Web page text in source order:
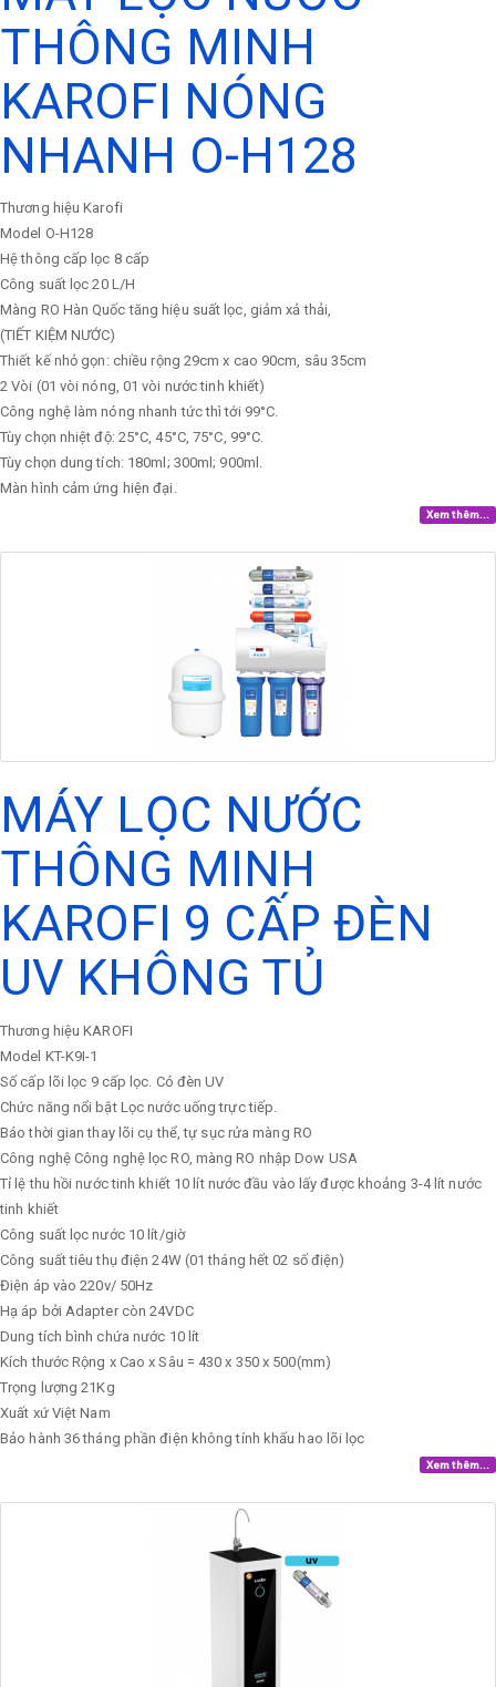
THÔNG MINH
KAROFI NÓNG
NHANH O-H128
Thương hiệu Karofi
Model O-H128
Hệ thông cấp lọc 8 cấp
Công suất lọc 20 L/H
Màng RO Hàn Quốc tăng hiệu suất lọc, giảm xả thải,
(TIẾT KIỆM NƯỚC)
Thiết kế nhỏ gọn: chiều rộng 29cm x cao 90cm, sâu 35cm
2 Vòi (01 vòi nóng, 01 vòi nước tinh khiết)
Công nghệ làm nóng nhanh tức thì tới 99°C.
Tùy chọn nhiệt độ: 25°C, 45°C, 75°C, 99°C.
Tùy chọn dung tích: 180ml; 300ml; 900ml.
Màn hình cảm ứng hiện đại.
Xem thêm...
MÁY LỌC NƯỚC
THÔNG MINH
KAROFI 9 CẤP ĐÈN
UV KHÔNG TỦ
Thương hiệu KAROFI
Model KT-K9I-1
Số cấp lõi lọc 9 cấp lọc. Có đèn UV
Chức năng nổi bật Lọc nước uống trực tiếp.
Báo thời gian thay lõi cụ thể, tự sục rửa màng RO
Công nghệ Công nghệ lọc RO, màng RO nhập Dow USA
Tỉ lệ thu hồi nước tinh khiết 10 lít nước đầu vào lấy được khoảng 3-4 lít nước
tinh khiết
Công suất lọc nước 10 lít/giờ
Công suất tiêu thụ điện 24W (01 tháng hết 02 số điện)
Điện áp vào 220v/ 50Hz
Hạ áp bởi Adapter còn 24VDC
Dung tích bình chứa nước 10 lít
Kích thước Rộng x Cao x Sâu = 430 x 350 x 500(mm)
Trọng lượng 21Kg
Xuất xứ Việt Nam
Bảo hành 36 tháng phần điện không tính khấu hao lõi lọc
Xem thêm...